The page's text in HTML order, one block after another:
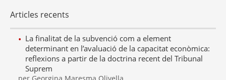
Articles recents
La finalitat de la subvenció com a element
determinant en l’avaluació de la capacitat econòmica:
reflexions a partir de la doctrina recent del Tribunal
Suprem